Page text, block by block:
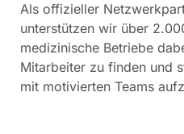
Als offizieller
unterstützen wir über
medizinische Betriebe
Mitarbeiter zu finden und
mit motivierten Teams